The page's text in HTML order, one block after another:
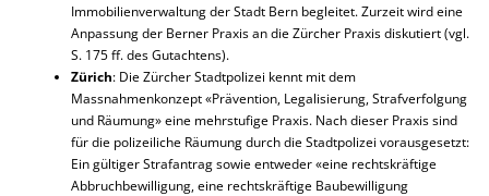
Immobilienverwaltung der Stadt Bern begleitet. Zurzeit wird eine
Anpassung der Berner Praxis an die Zürcher Praxis diskutiert (vgl.
S. 175 ff. des Gutachtens).
Zürich: Die Zürcher Stadtpolizei kennt mit dem
Massnahmenkonzept «Prävention, Legalisierung, Strafverfolgung
und Räumung» eine mehrstufige Praxis. Nach dieser Praxis sind
für die polizeiliche Räumung durch die Stadtpolizei vorausgesetzt:
Ein gültiger Strafantrag sowie entweder «eine rechtskräftige
Abbruchbewilligung, eine rechtskräftige Baubewilligung